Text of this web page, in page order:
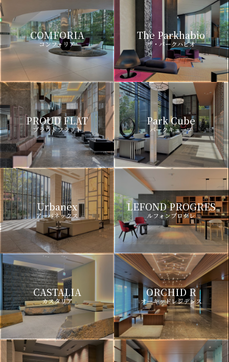
COMFORIA
コンフォリア
The Parkhabio
ザ・パークハビオ
PROUD FLAT
プラウドフラット
Park Cube
パークキューブ
Urbanex
アーバネックス
LEFOND PROGRES
ルフォンプログレ
CASTALIA
カスタリア
ORCHID R
オーキッドレジデンス